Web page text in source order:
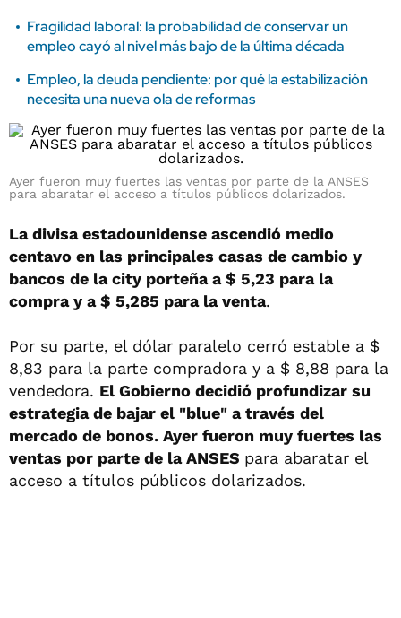
Fragilidad laboral: la probabilidad de conservar un
empleo cayó al nivel más bajo de la última década
Empleo, la deuda pendiente: por qué la estabilización
necesita una nueva ola de reformas
Ayer fueron muy fuertes las ventas por parte de la ANSES
para abaratar el acceso a títulos públicos dolarizados.
La divisa estadounidense ascendió medio
centavo en las principales casas de cambio y
bancos de la city porteña a $ 5,23 para la
compra y a $ 5,285 para la venta.
Por su parte, el dólar paralelo cerró estable a $
8,83 para la parte compradora y a $ 8,88 para la
vendedora. El Gobierno decidió profundizar su
estrategia de bajar el "blue" a través del
mercado de bonos. Ayer fueron muy fuertes las
ventas por parte de la ANSES para abaratar el
acceso a títulos públicos dolarizados.